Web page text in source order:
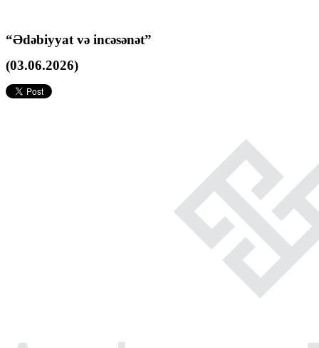
“Ədəbiyyat və incəsənət”
(03.06.2026)